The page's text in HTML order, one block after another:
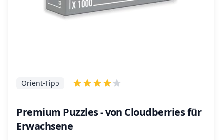
Premium Puzzles - von Cloudberries für
Erwachsene
Orient-Tipp